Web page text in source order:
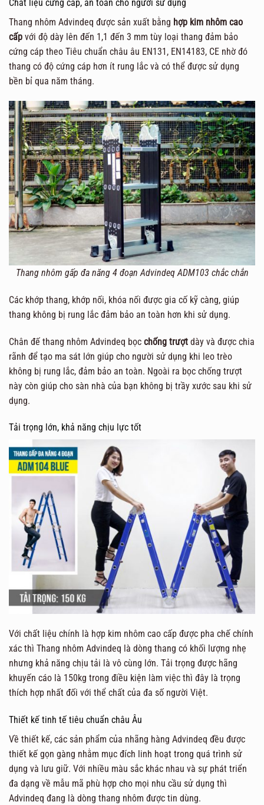
Chất liệu cứng cấp, an toàn cho người sử dụng
Thang nhôm Advindeq được sản xuất bằng hợp kim nhôm cao
cấp với độ dày lên đến 1,1 đến 3 mm tùy loại thang đảm bảo
cứng cáp theo Tiêu chuẩn châu âu EN131, EN14183, CE nhờ đó
thang có độ cứng cáp hơn ít rung lắc và có thể được sử dụng
bền bỉ qua năm tháng.
Thang nhôm gấp đa năng 4 đoạn Advindeq ADM103 chắc chắn
Các khớp thang, khớp nối, khóa nối được gia cố kỹ càng, giúp
thang không bị rung lắc đảm bảo an toàn hơn khi sử dụng.
Chân đế thang nhôm Advindeq bọc chống trượt dày và được chia
rãnh để tạo ma sát lớn giúp cho người sử dụng khi leo trèo
không bị rung lắc, đảm bảo an toàn. Ngoài ra bọc chống trượt
này còn giúp cho sàn nhà của bạn không bị trầy xước sau khi sử
dụng.
Tải trọng lớn, khả năng chịu lực tốt
Với chất liệu chính là hợp kim nhôm cao cấp được pha chế chính
xác thì Thang nhôm Advindeq là dòng thang có khối lượng nhẹ
nhưng khả năng chịu tải là vô cùng lớn. Tải trọng được hãng
khuyến cáo là 150kg trong điều kiện làm việc thì đây là trọng
thích hợp nhất đối với thể chất của đa số người Việt.
Thiết kế tinh tế tiêu chuẩn châu Âu
Về thiết kế, các sản phẩm của nhãng hàng Advindeq đều được
thiết kế gọn gàng nhằm mục đích linh hoạt trong quá trình sử
dụng và lưu giữ. Với nhiều màu sắc khác nhau và sự phát triển
đa dạng về mẫu mã phù hợp cho mọi nhu cầu sử dụng thì
Advindeq đang là dòng thang nhôm được tin dùng.